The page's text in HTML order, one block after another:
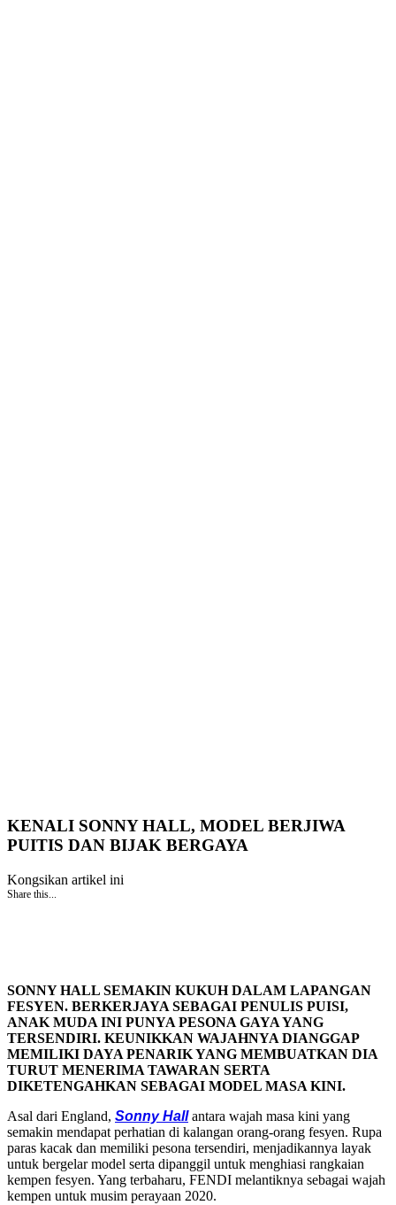
KENALI SONNY HALL, MODEL BERJIWA
PUITIS DAN BIJAK BERGAYA
Kongsikan artikel ini
Share this...
SONNY HALL SEMAKIN KUKUH DALAM LAPANGAN
FESYEN. BERKERJAYA SEBAGAI PENULIS PUISI,
ANAK MUDA INI PUNYA PESONA GAYA YANG
TERSENDIRI. KEUNIKKAN WAJAHNYA DIANGGAP
MEMILIKI DAYA PENARIK YANG MEMBUATKAN DIA
TURUT MENERIMA TAWARAN SERTA
DIKETENGAHKAN SEBAGAI MODEL MASA KINI.
Asal dari England, Sonny Hallantara wajah masa kini yang
semakin mendapat perhatian di kalangan orang-orang fesyen. Rupa
paras kacak dan memiliki pesona tersendiri, menjadikannya layak
untuk bergelar model serta dipanggil untuk menghiasi rangkaian
kempen fesyen. Yang terbaharu, FENDI melantiknya sebagai wajah
kempen untuk musim perayaan 2020.